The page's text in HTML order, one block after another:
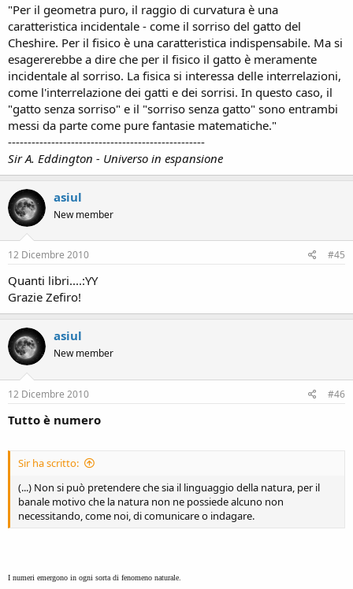
"Per il geometra puro, il raggio di curvatura è una
caratteristica incidentale - come il sorriso del gatto del
Cheshire. Per il fisico è una caratteristica indispensabile. Ma si
esagererebbe a dire che per il fisico il gatto è meramente
incidentale al sorriso. La fisica si interessa delle interrelazioni,
come l'interrelazione dei gatti e dei sorrisi. In questo caso, il
"gatto senza sorriso" e il "sorriso senza gatto" sono entrambi
messi da parte come pure fantasie matematiche."
--------------------------------------------------
Sir A. Eddington - Universo in espansione
asiul
New member
12 Dicembre 2010 #45
Quanti libri....:YY
Grazie Zefiro!
asiul
New member
12 Dicembre 2010 #46
Tutto è numero
Sir ha scritto:
(...) Non si può pretendere che sia il linguaggio della natura, per il
banale motivo che la natura non ne possiede alcuno non
necessitando, come noi, di comunicare o indagare.
I numeri emergono in ogni sorta di fenomeno naturale.